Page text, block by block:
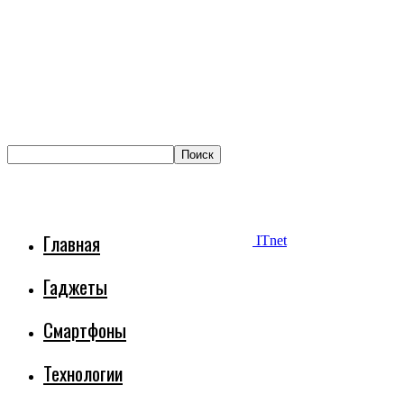
ITnet
Главная
Гаджеты
Смартфоны
Технологии